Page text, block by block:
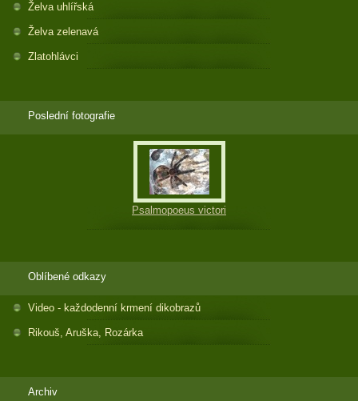
Želva uhlířská
Želva zelenavá
Zlatohlávci
Poslední fotografie
Psalmopoeus victori
Oblíbené odkazy
Video - každodenní krmení dikobrazů
Rikouš, Aruška, Rozárka
Archiv